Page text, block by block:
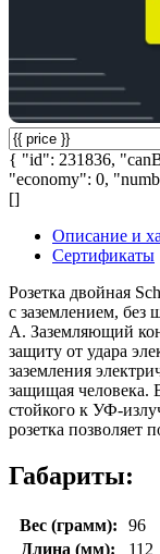
{ "id": 231836,
"economy": 0,
[]
Описание и
Сертификаты
Розетка двойная
с заземлением, без
А. Заземляющий
защиту от удара
заземления
защищая человека.
стойкого к УФ-
розетка позволяет
Габариты:
Вес (грамм):
96
Длина (мм):
112